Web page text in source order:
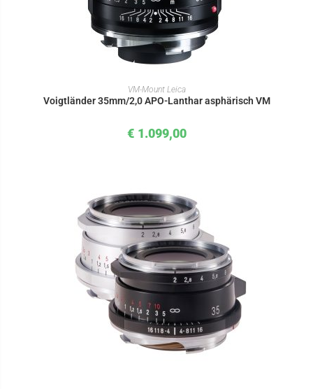
IN DEN WARENKORB
VM-Mount Leica
Voigtländer 35mm/2,0 APO-Lanthar asphärisch VM
€ 1.099,00